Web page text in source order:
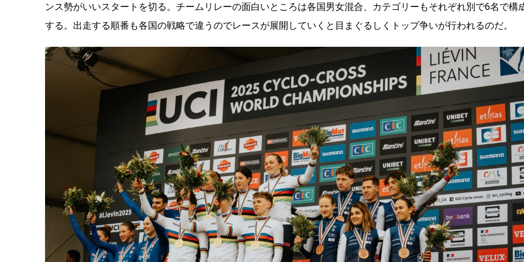
ンス勢がいいスタートを切る。チームリレーの面白いところは各国男女混合、カテゴリーもそれぞれ別で6名で構
する。出走する順番も各国の戦略で違うのでレースが展開していくと目まぐるしくトップ争いが行われるのだ。